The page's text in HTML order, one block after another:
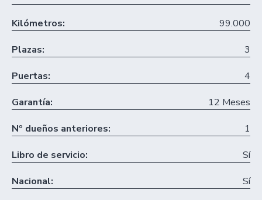
Kilómetros: 99.000
Plazas: 3
Puertas: 4
Garantía: 12 Meses
Nº dueños anteriores: 1
Libro de servicio: Sí
Nacional: Sí